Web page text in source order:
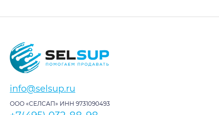
info@selsup.ru
ООО «СЕЛСАП» ИНН 9731090493